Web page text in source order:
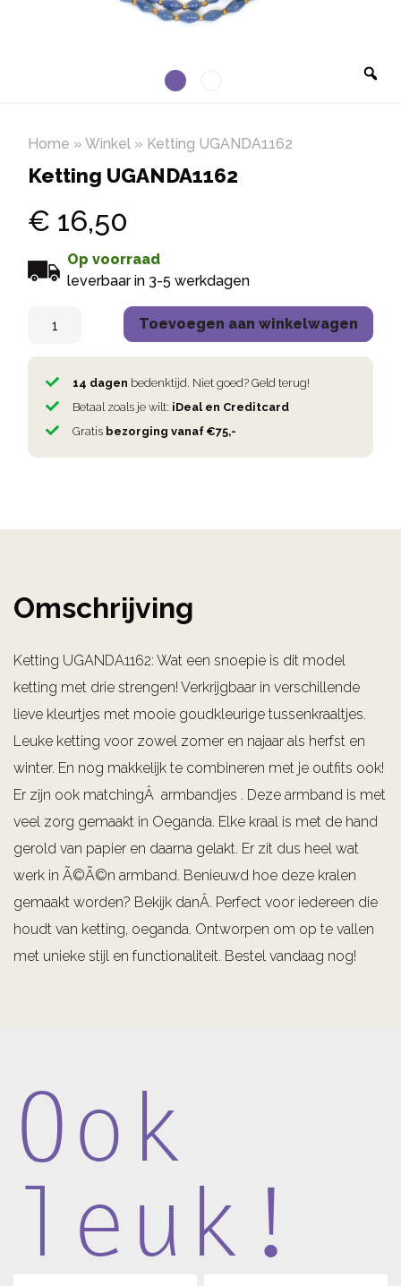
Home » Winkel » Ketting UGANDA1162
Ketting UGANDA1162
€ 16,50
Op voorraad
leverbaar in 3-5 werkdagen
Toevoegen aan winkelwagen
14 dagen bedenktijd. Niet goed? Geld terug!
Betaal zoals je wilt: iDeal en Creditcard
Gratis bezorging vanaf €75,-
Omschrijving
Ketting UGANDA1162: Wat een snoepie is dit model
ketting met drie strengen! Verkrijgbaar in verschillende
lieve kleurtjes met mooie goudkleurige tussenkraaltjes.
Leuke ketting voor zowel zomer en najaar als herfst en
winter. En nog makkelijk te combineren met je outfits ook!
Er zijn ook matchingÂ armbandjes . Deze armband is met
veel zorg gemaakt in Oeganda. Elke kraal is met de hand
gerold van papier en daarna gelakt. Er zit dus heel wat
werk in Ã©Ã©n armband. Benieuwd hoe deze kralen
gemaakt worden? Bekijk danÂ. Perfect voor iedereen die
houdt van ketting, oeganda. Ontworpen om op te vallen
met unieke stijl en functionaliteit. Bestel vandaag nog!
Ook
leuk!